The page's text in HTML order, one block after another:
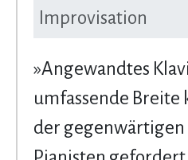
Improvisation
»Angewandtes
umfassende
der